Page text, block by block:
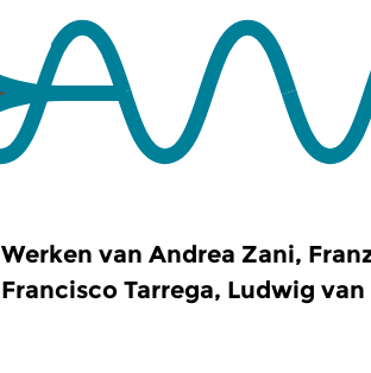
Werken van Andrea Zani,
Francisco Tarrega, Ludwig